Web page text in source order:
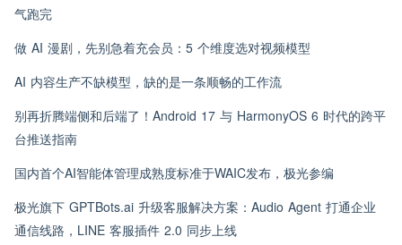
气跑完
做 AI 漫剧，先别急着充会员：5 个维度选对视频模型
AI 内容生产不缺模型，缺的是一条顺畅的工作流
别再折腾端侧和后端了！Android 17 与 HarmonyOS 6 时代的跨平
台推送指南
国内首个AI智能体管理成熟度标准于WAIC发布，极光参编
极光旗下 GPTBots.ai 升级客服解决方案：Audio Agent 打通企业
通信线路，LINE 客服插件 2.0 同步上线